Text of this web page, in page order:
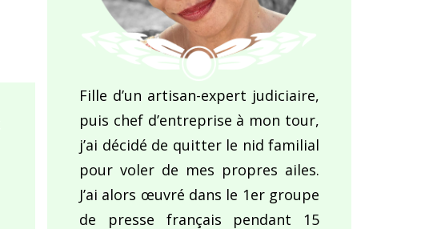
Fille d’un artisan-expert judiciaire,
puis chef d’entreprise à mon tour,
j’ai décidé de quitter le nid familial
pour voler de mes propres ailes.
J’ai alors œuvré dans le 1er groupe
de presse français pendant 15